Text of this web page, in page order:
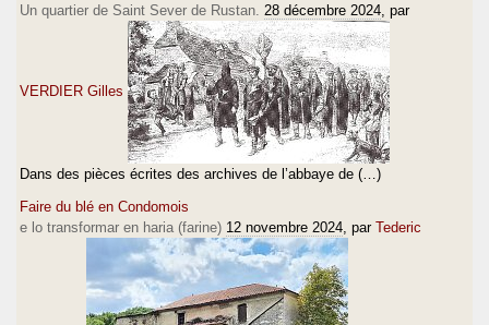
Un quartier de Saint Sever de Rustan. 28 décembre 2024 , par
VERDIER Gilles
Dans des pièces écrites des archives de l’abbaye de (…)
Faire du blé en Condomois
e lo transformar en haria (farine) 12 novembre 2024 , par Tederic